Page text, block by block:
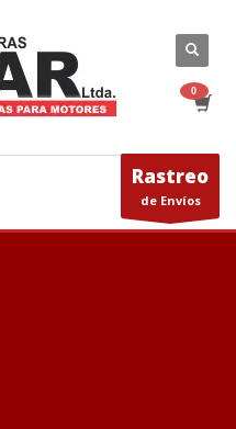
Rastreo
de Envíos